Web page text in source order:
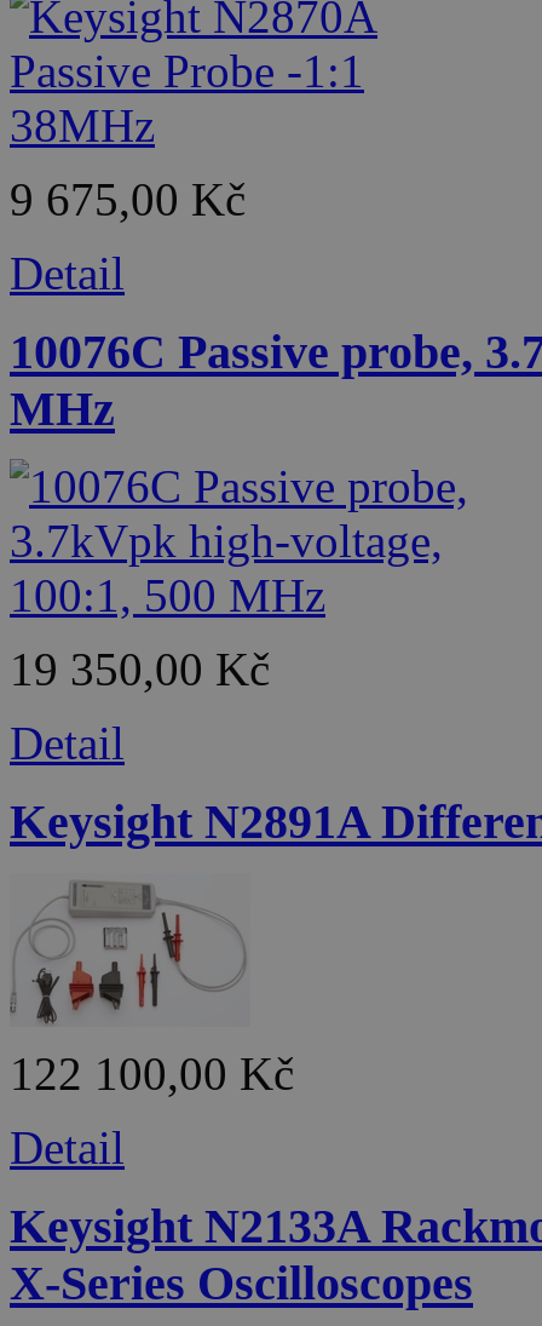
9 675,00 Kč
Detail
10076C Passive probe,
MHz
19 350,00 Kč
Detail
Keysight N2891A
122 100,00 Kč
Detail
Keysight N2133A
X-Series Oscilloscopes